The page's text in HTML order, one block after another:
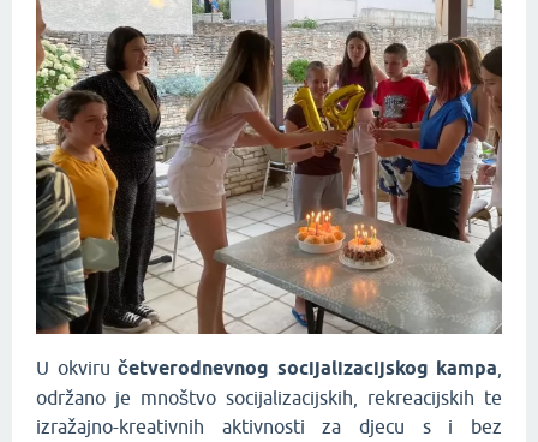
U okviru četverodnevnog socijalizacijskog kampa
održano je mnoštvo socijalizacijskih, rekreacijskih te
izražajno-kreativnih aktivnosti za djecu s i bez